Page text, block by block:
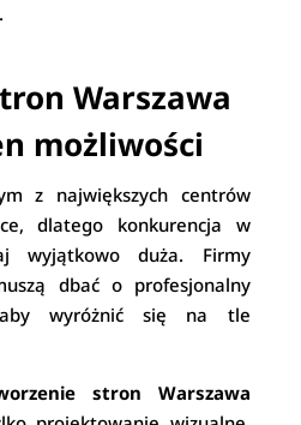
Warszawa
możliwości
z największych centrów
dlatego konkurencja w
wyjątkowo duża. Firmy
dbać o profesjonalny
wyróżnić się na tle
stron Warszawa